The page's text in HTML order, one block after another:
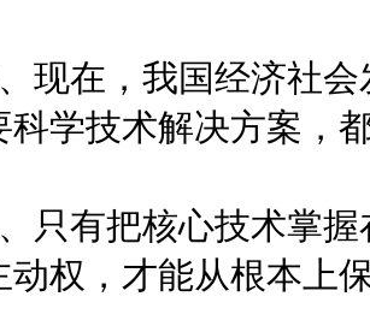
在，我国经济社会
科学技术解决方案，
有把核心技术掌握
动权，才能从根本上